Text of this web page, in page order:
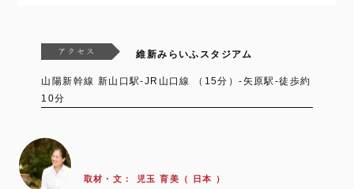
維新みらいふスタジアム
山陽新幹線 新山口駅-JR山口線 （15分）-矢原駅-徒歩約
10分
取材・文： 児玉 育美（ 日本 ）